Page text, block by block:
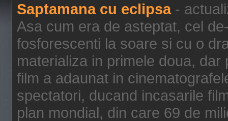
Saptamana cu eclipsa-
Asa cum era de asteptat, cel
fosforescenti la soare si cu o
materializa in primele doua,
film a adaunat in
spectatori, ducand incasarile
plan mondial, din care 69 de